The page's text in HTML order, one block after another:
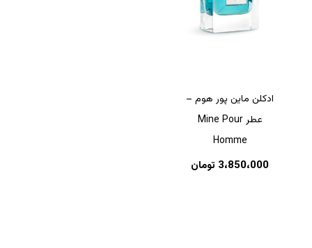
ادکلن ماین پور هوم –
عطر Mine Pour
Homme
3،850،000 تومان